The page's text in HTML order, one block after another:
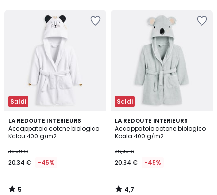
Saldi
LA REDOUTE INTERIEURS
Accappatoio cotone biologico
Kalou 400 g/m2
36,99 €
20,34 € -45%
5
/
5
5
/
Saldi
LA REDOUTE INTERIEURS
Accappatoio cotone biologico
Koala 400 g/m2
36,99 €
20,34 € -45%
4,7
/ 5
4,7
/